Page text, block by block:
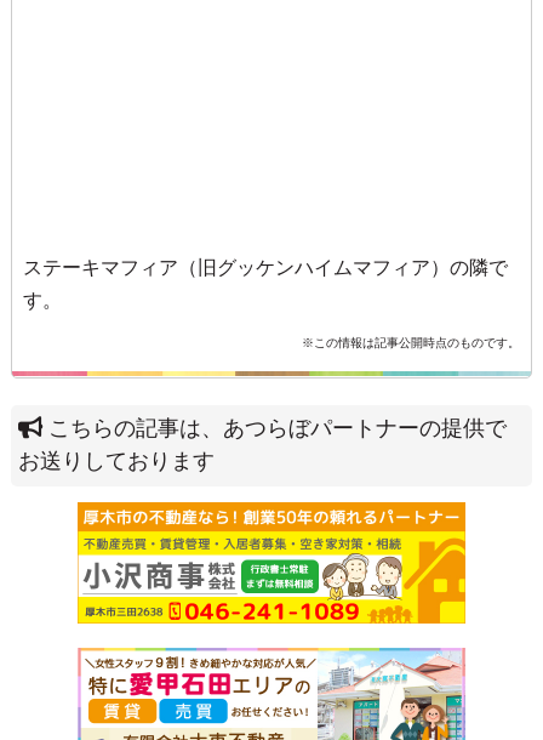
ステーキマフィア（旧グッケンハイムマフィア）の隣で
す。
※この情報は記事公開時点のものです。
こちらの記事は、あつらぼパートナーの提供で
お送りしております